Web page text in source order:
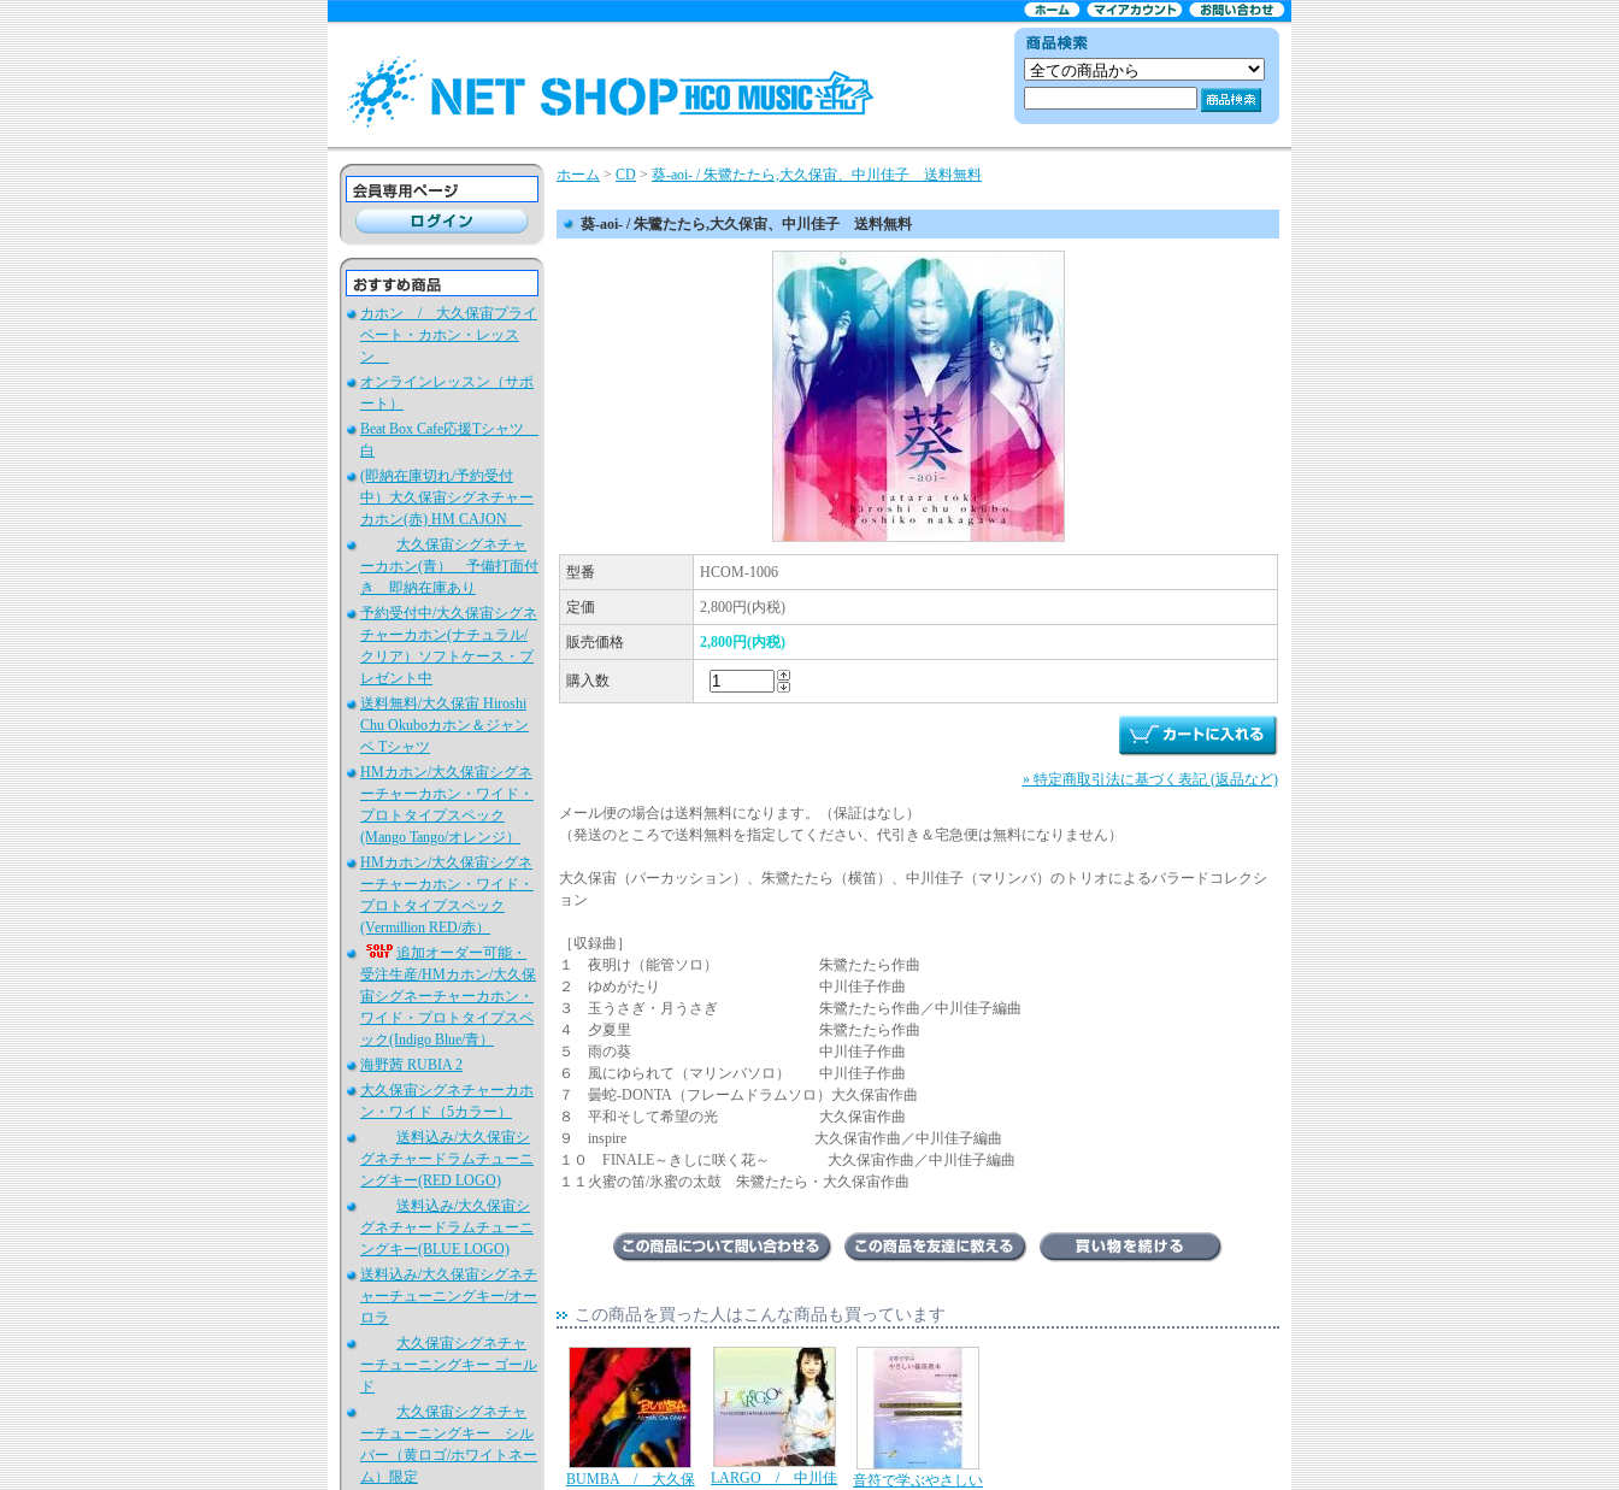
カホン / 大久保宙プライ
ベート・カホン・レッス
ン
オンラインレッスン（サポ
ート）
Beat Box Cafe応援Tシャツ
白
(即納在庫切れ/予約受付
中）大久保宙シグネチャー
カホン(赤) HM CAJON
大久保宙シグネチャ
ーカホン(青） 予備打面付
き 即納在庫あり
予約受付中/大久保宙シグネ
チャーカホン(ナチュラル/
クリア）ソフトケース・プ
レゼント中
送料無料/大久保宙 Hiroshi
Chu Okuboカホン＆ジャン
ベ Tシャツ
HMカホン/大久保宙シグネ
ーチャーカホン・ワイド・
プロトタイプスペック
(Mango Tango/オレンジ）
HMカホン/大久保宙シグネ
ーチャーカホン・ワイド・
プロトタイプスペック
(Vermillion RED/赤）
追加オーダー可能・
受注生産/HMカホン/大久保
宙シグネーチャーカホン・
ワイド・プロトタイプスペ
ック(Indigo Blue/青）
海野茜 RUBIA 2
大久保宙シグネチャーカホ
ン・ワイド（5カラー）
送料込み/大久保宙シ
グネチャードラムチューニ
ングキー(RED LOGO)
送料込み/大久保宙シ
グネチャードラムチューニ
ングキー(BLUE LOGO)
送料込み/大久保宙シグネチ
ャーチューニングキー/オー
ロラ
大久保宙シグネチャ
ーチューニングキー ゴール
ド
大久保宙シグネチャ
ーチューニングキー シル
バー（黄ロゴ/ホワイトネー
ム）限定
ホーム > CD > 葵-aoi- / 朱鷺たたら,大久保宙、中川佳子 送料無料
葵-aoi- / 朱鷺たたら,大久保宙、中川佳子 送料無料
型番 HCOM-1006
定価 2,800円(内税)
販売価格 2,800円(内税)
購入数
» 特定商取引法に基づく表記 (返品など)
メール便の場合は送料無料になります。（保証はなし）
（発送のところで送料無料を指定してください、代引き＆宅急便は無料になりません）
大久保宙（パーカッション）、朱鷺たたら（横笛）、中川佳子（マリンバ）のトリオによるバラードコレクシ
ョン
［収録曲］
１ 夜明け（能管ソロ） 朱鷺たたら作曲
２ ゆめがたり 中川佳子作曲
３ 玉うさぎ・月うさぎ 朱鷺たたら作曲／中川佳子編曲
４ 夕夏里 朱鷺たたら作曲
５ 雨の葵 中川佳子作曲
６ 風にゆられて（マリンバソロ） 中川佳子作曲
７ 曇蛇-DONTA（フレームドラムソロ）大久保宙作曲
８ 平和そして希望の光 大久保宙作曲
９ inspire 大久保宙作曲／中川佳子編曲
１０ FINALE～きしに咲く花～ 大久保宙作曲／中川佳子編曲
１１火蜜の笛/氷蜜の太鼓 朱鷺たたら・大久保宙作曲
この商品を買った人はこんな商品も買っています
BUMBA / 大久保
LARGO / 中川佳
音符で学ぶやさしい